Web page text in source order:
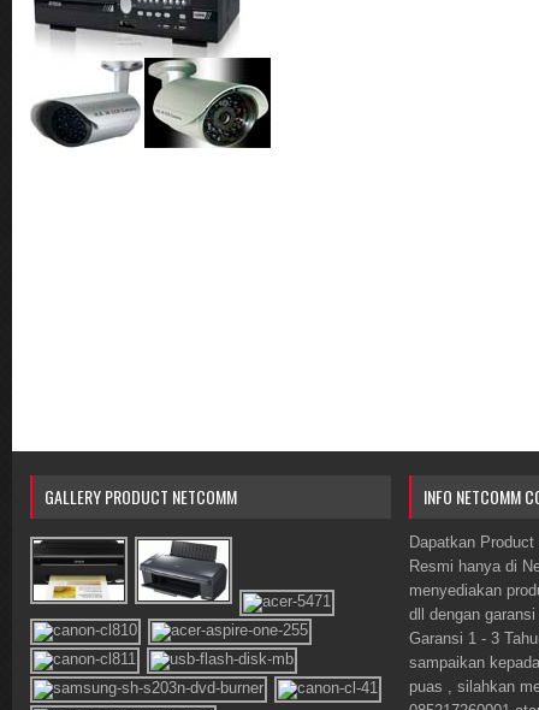
GALLERY PRODUCT NETCOMM INFO NETCOMM
Dapatkan
Resmi hanya di
menyediakan
dll dengan
Garansi 1 - 3
sampaikan
puas , silahkan